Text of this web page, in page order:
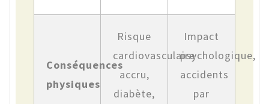
Conséquences
physiques
Risque
cardiovasculaire
accru,
diabète,
Impact
psychologique,
accidents
par